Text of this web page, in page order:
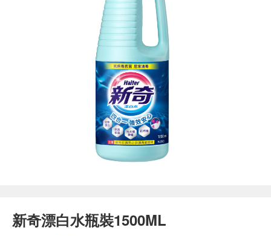
新奇漂白水瓶裝1500ML